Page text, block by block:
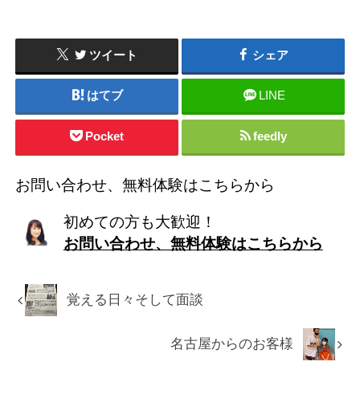
ツイート シェア
はてブ LINE
Pocket feedly
お問い合わせ、無料体験はこちらから
初めての方も大歓迎！
お問い合わせ、無料体験はこちらから
覚える日々そして面談
名古屋からのお客様